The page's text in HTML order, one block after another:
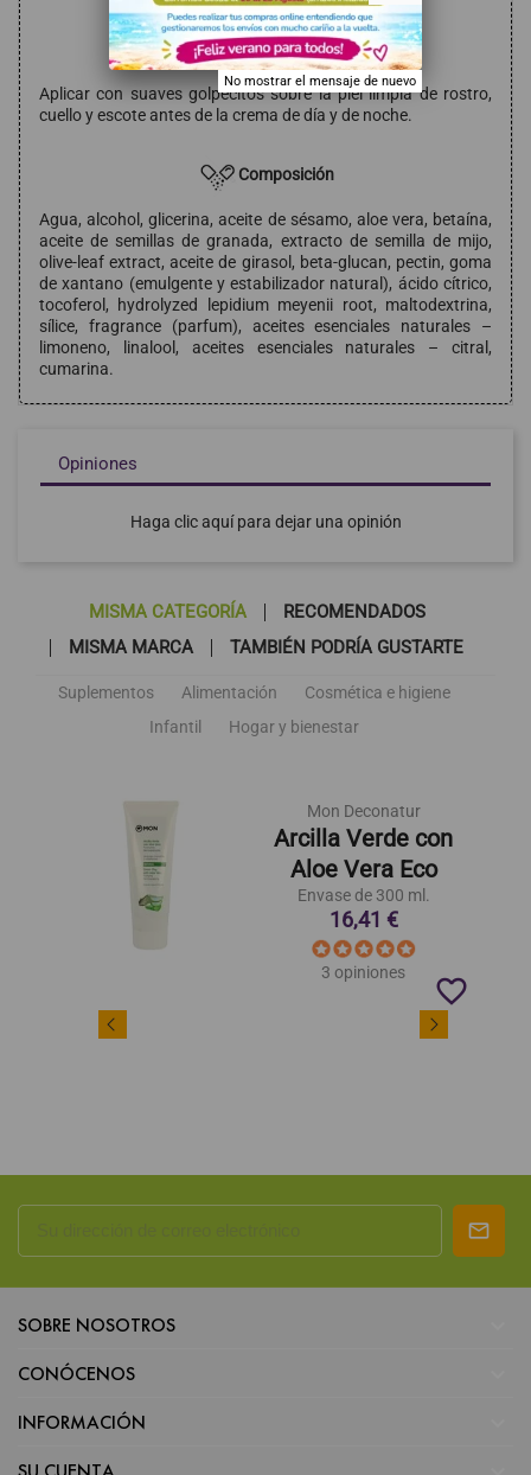
Modo de empleo
Aplicar con suaves golpecitos sobre la piel limpia de rostro,
cuello y escote antes de la crema de día y de noche.
Composición
Agua, alcohol, glicerina, aceite de sésamo, aloe vera, betaína,
aceite de semillas de granada, extracto de semilla de mijo,
olive-leaf extract, aceite de girasol, beta-glucan, pectin, goma
de xantano (emulgente y estabilizador natural), ácido cítrico,
tocoferol, hydrolyzed lepidium meyenii root, maltodextrina,
sílice, fragrance (parfum), aceites esenciales naturales –
limoneno, linalool, aceites esenciales naturales – citral,
cumarina.
Opiniones
Haga clic aquí para dejar una opinión
MISMA CATEGORÍA
RECOMENDADOS
MISMA MARCA
TAMBIÉN PODRÍA GUSTARTE
Suplementos Alimentación
Cosmética e higiene
Infantil
Hogar y bienestar
Mon Deconatur
Arcilla Verde con
Aloe Vera Eco
Envase de 300 ml.
16,41 €
3 opiniones
favorite_border
SOBRE NOSOTROS
CONÓCENOS
INFORMACIÓN
SU CUENTA
No mostrar el mensaje de nuevo